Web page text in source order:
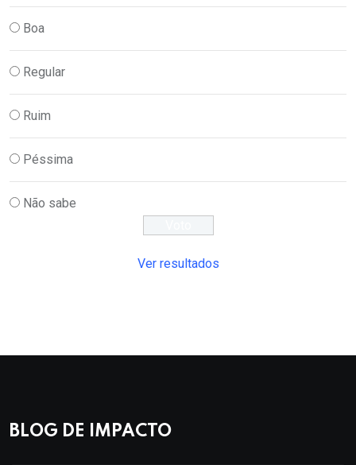
Boa
Regular
Ruim
Péssima
Não sabe
Ver resultados
BLOG DE IMPACTO